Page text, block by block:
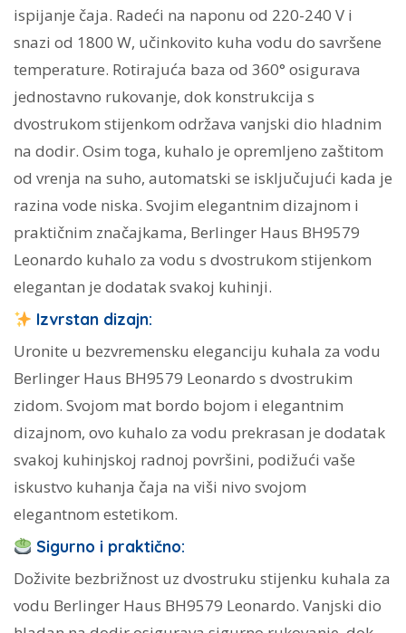
ispijanje čaja. Radeći na naponu od 220-240 V i
snazi ​​od 1800 W, učinkovito kuha vodu do savršene
temperature. Rotirajuća baza od 360° osigurava
jednostavno rukovanje, dok konstrukcija s
dvostrukom stijenkom održava vanjski dio hladnim
na dodir. Osim toga, kuhalo je opremljeno zaštitom
od vrenja na suho, automatski se isključujući kada je
razina vode niska. Svojim elegantnim dizajnom i
praktičnim značajkama, Berlinger Haus BH9579
Leonardo kuhalo za vodu s dvostrukom stijenkom
elegantan je dodatak svakoj kuhinji.
Izvrstan dizajn:
Uronite u bezvremensku eleganciju kuhala za vodu
Berlinger Haus BH9579 Leonardo s dvostrukim
zidom. Svojom mat bordo bojom i elegantnim
dizajnom, ovo kuhalo za vodu prekrasan je dodatak
svakoj kuhinjskoj radnoj površini, podižući vaše
iskustvo kuhanja čaja na viši nivo svojom
elegantnom estetikom.
Sigurno i praktično:
Doživite bezbrižnost uz dvostruku stijenku kuhala za
vodu Berlinger Haus BH9579 Leonardo. Vanjski dio